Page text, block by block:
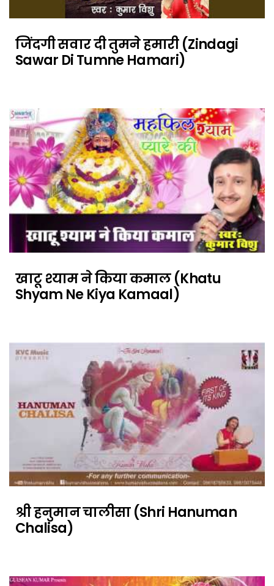
जिंदगी सवार दी तुमने हमारी (Zindagi
Sawar Di Tumne Hamari)
खाटू श्याम ने किया कमाल (Khatu
Shyam Ne Kiya Kamaal)
श्री हनुमान चालीसा (Shri Hanuman
Chalisa)